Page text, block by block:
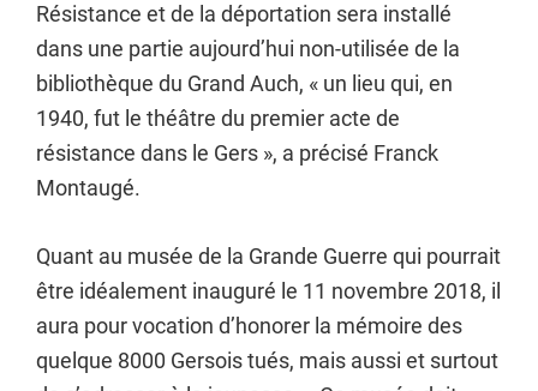
Résistance et de la déportation sera installé
dans une partie aujourd’hui non-utilisée de la
bibliothèque du Grand Auch, « un lieu qui, en
1940, fut le théâtre du premier acte de
résistance dans le Gers », a précisé Franck
Montaugé.
Quant au musée de la Grande Guerre qui pourrait
être idéalement inauguré le 11 novembre 2018, il
aura pour vocation d’honorer la mémoire des
quelque 8000 Gersois tués, mais aussi et surtout